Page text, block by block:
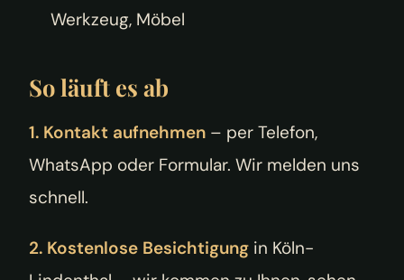
Werkzeug, Möbel
So läuft es ab
1. Kontakt aufnehmen – per Telefon,
WhatsApp oder Formular. Wir melden uns
schnell.
2. Kostenlose Besichtigung in Köln-